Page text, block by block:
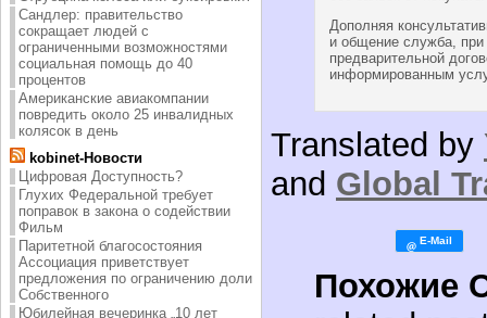
Сандлер: правительство
сокращает людей с
ограниченными возможностями
социальная помощь до 40
процентов
Американские авиакомпании
повредить около 25 инвалидных
колясок в день
kobinet-Новости
Цифровая Доступность?
Глухих Федеральной требует
поправок в закона о содействии
Фильм
Паритетной благосостояния
Ассоциация приветствует
предложения по ограничению доли
Собственного
Юбилейная вечеринка „10 лет
Дополняя
и общение служба,
предварительной
информированным
Translated by
and Global
Похожие